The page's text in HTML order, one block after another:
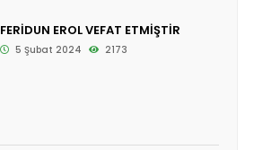
FERİDUN EROL VEFAT ETMİŞTİR
5 Şubat 2024 2173